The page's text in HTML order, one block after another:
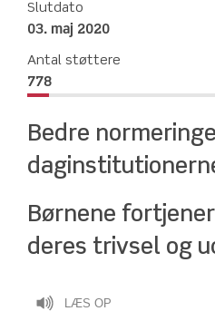
Slutdato
03. maj 2020
Antal støttere
778
Bedre
Børnene
deres trivsel og
LÆS OP